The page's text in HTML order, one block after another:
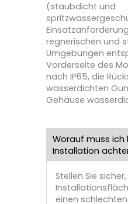
(staubdicht und
regnerischen und
Umgebungen
Vorderseite des
nach IP65, die
wasserdichten
Gehäuse
Worauf muss ich
Installation
Stellen Sie
einen